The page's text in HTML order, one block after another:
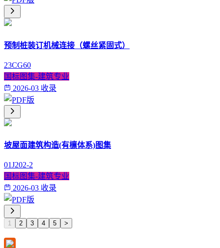
预制桩装订机械连接（螺丝紧固式）
23CG60
国标图集-建筑专业
2026-03 收录
坡屋面建筑构造(有檩体系)图集
01J202-2
国标图集-建筑专业
2026-03 收录
1 2 3 4 5 >